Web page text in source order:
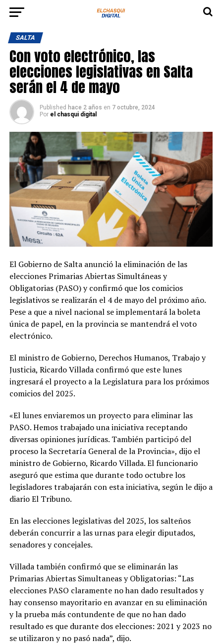
SALTA
Con voto electrónico, las
elecciones legislativas en Salta
serán el 4 de mayo
Published hace 2 años en 7 octubre, 2024
Por el chasqui digital
El Gobierno de Salta anunció la eliminación de las
elecciones Primarias Abiertas Simultáneas y
Obligatorias (PASO) y confirmó que los comicios
legislativos se realizarán el 4 de mayo del próximo año.
Pese a que a nivel nacional se implementará la boleta
única de papel, en la provincia se mantendrá el voto
electrónico.
El ministro de Gobierno, Derechos Humanos, Trabajo y
Justicia, Ricardo Villada confirmó que este lunes
ingresará el proyecto a la Legislatura para los próximos
comicios del 2025.
«El lunes enviaremos un proyecto para eliminar las
PASO. Hemos trabajado una iniciativa receptando
diversas opiniones jurídicas. También participó del
proceso la Secretaría General de la Provincia», dijo el
ministro de Gobierno, Ricardo Villada. El funcionario
aseguró que estima que durante todo octubre los
legisladores trabajarán con esta iniciativa, según le dijo a
diario El Tribuno.
En las elecciones legislativas del 2025, los salteños
deberán concurrir a las urnas para elegir diputados,
senadores y concejales.
Villada también confirmó que se eliminarán las
Primarias Abiertas Simultaneas y Obligatorias: “Las
elecciones PASO claramente no han dado resultados y
hay consenso mayoritario en avanzar en su eliminación
y la prueba más contundente de que no han dado
resultado es que durante dos elecciones: 2021 y 2023 no
se utilizaron y no pasó nada”, dijo.